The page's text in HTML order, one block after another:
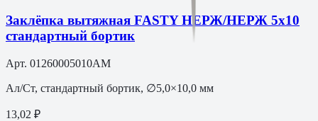
Заклёпка вытяжная FASTY НЕРЖ/НЕРЖ 5х10
стандартный бортик
Арт. 01260005010AM
Ал/Ст, стандартный бортик, ∅5,0×10,0 мм
13,02 ₽